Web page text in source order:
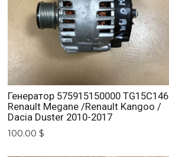
Генератор 575915150000 TG15C146
Renault Megane /Renault Kangoo /
Dacia Duster 2010-2017
100.00 $